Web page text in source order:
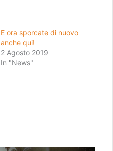
E ora sporcate di nuovo
anche qui!
2 Agosto 2019
In "News"